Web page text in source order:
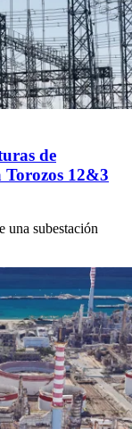
de
12&3
una subestación